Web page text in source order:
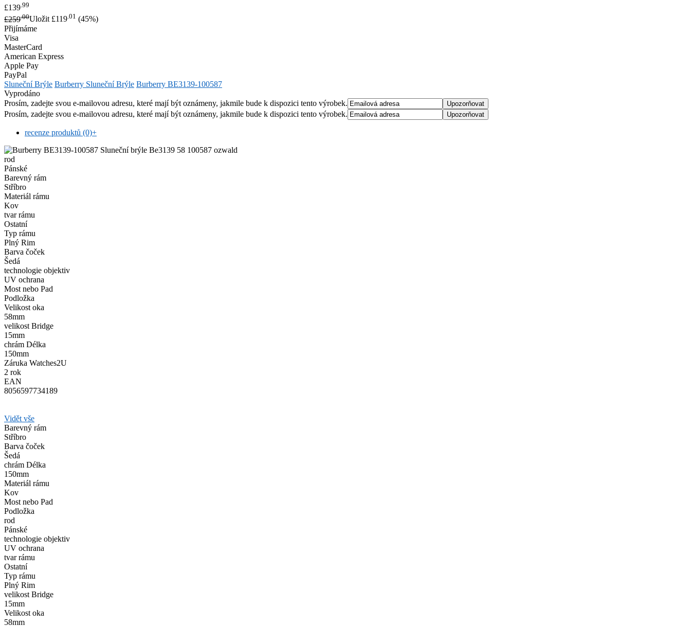
£139 .99
£259.00Uložit £119.01 (45%)
Přijímáme
Visa
MasterCard
American Express
Apple Pay
PayPal
Sluneční Brýle Burberry Sluneční Brýle Burberry BE3139-100587
Vyprodáno
Prosím, zadejte svou e-mailovou adresu, které mají být oznámeny, jakmile bude k dispozici tento výrobek.
Prosím, zadejte svou e-mailovou adresu, které mají být oznámeny, jakmile bude k dispozici tento výrobek.
recenze produktů (0)+
rod
Pánské
Barevný rám
Stříbro
Materiál rámu
Kov
tvar rámu
Ostatní
Typ rámu
Plný Rim
Barva čoček
Šedá
technologie objektiv
UV ochrana
Most nebo Pad
Podložka
Velikost oka
58mm
velikost Bridge
15mm
chrám Délka
150mm
Záruka Watches2U
2 rok
EAN
8056597734189
Vidět vše
Barevný rám
Stříbro
Barva čoček
Šedá
chrám Délka
150mm
Materiál rámu
Kov
Most nebo Pad
Podložka
rod
Pánské
technologie objektiv
UV ochrana
tvar rámu
Ostatní
Typ rámu
Plný Rim
velikost Bridge
15mm
Velikost oka
58mm